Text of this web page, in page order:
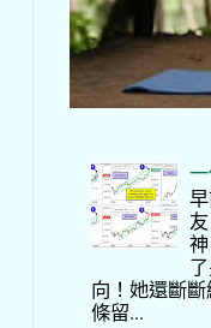
向！她還斷
條留...